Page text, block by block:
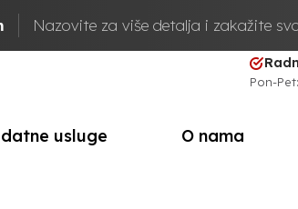
Nazovite za više detalja i zakažite
Pon-
usluge O nama